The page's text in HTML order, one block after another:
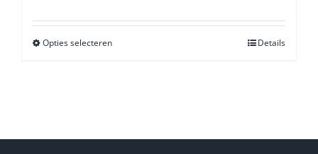
Opties selecterenDit
optie
Details